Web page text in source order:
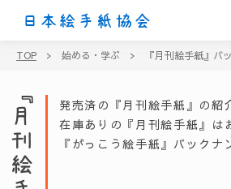
日本絵手紙協会
TOP > 始める・学ぶ > 『月刊絵手紙』バ
発売済の『月刊絵手紙』の紹
在庫ありの『月刊絵手紙』は
『がっこう絵手紙』バックナ